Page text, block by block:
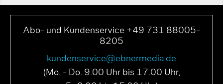
Abo- und Kundenservice +49 731 88005-
8205
kundenservice@ebnermedia.de
(Mo. - Do. 9.00 Uhr bis 17.00 Uhr,